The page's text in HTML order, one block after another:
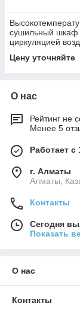
сушильный шкаф
циркуляцией
Цену уточняйте
О нас
Рейтинг не
Менее 5
Работает с
г. Алматы
Алматы,
Контакты
Сегодня
Показать
О нас
Контакты